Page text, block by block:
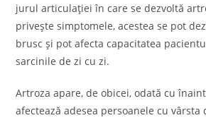
jurul articulației în care se dezvoltă
privește simptomele, acestea se pot
brusc și pot afecta capacitatea
sarcinile de zi cu zi.
Artroza apare, de obicei, odată cu
afectează adesea persoanele cu vârsta